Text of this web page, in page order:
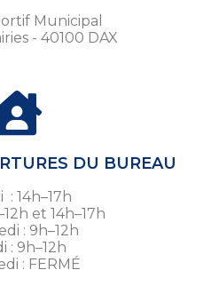
Municipal
- 40100 DAX
DU BUREAU
: 14h–17h
et 14h–17h
: 9h–12h
: 9h–12h
: FERMÉ